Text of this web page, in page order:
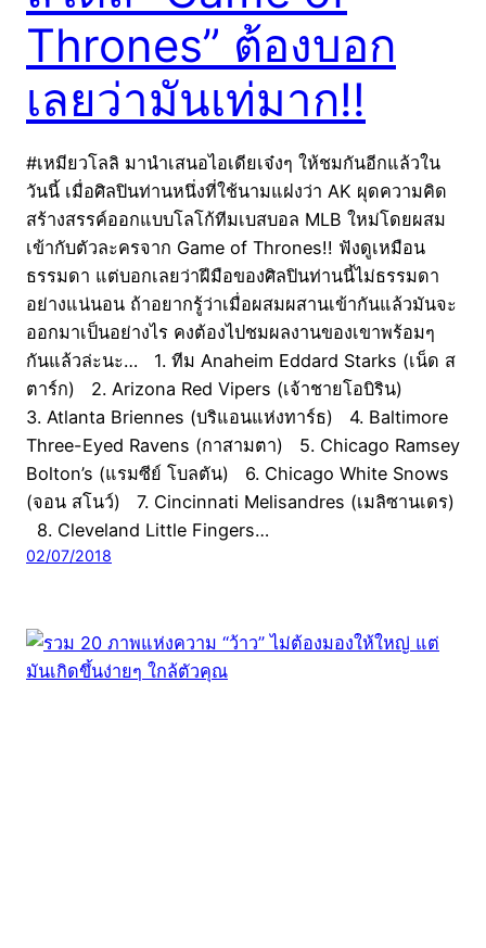
Thrones” ต้องบอก
เลยว่ามันเท่มาก!!
#เหมียวโลลิ มานำเสนอไอเดียเจ๋งๆ ให้ชมกันอีกแล้วใน
วันนี้ เมื่อศิลปินท่านหนึ่งที่ใช้นามแฝงว่า AK ผุดความคิด
สร้างสรรค์ออกแบบโลโก้ทีมเบสบอล MLB ใหม่โดยผสม
เข้ากับตัวละครจาก Game of Thrones!! ฟังดูเหมือน
ธรรมดา แต่บอกเลยว่าฝีมือของศิลปินท่านนี้ไม่ธรรมดา
อย่างแน่นอน ถ้าอยากรู้ว่าเมื่อผสมผสานเข้ากันแล้วมันจะ
ออกมาเป็นอย่างไร คงต้องไปชมผลงานของเขาพร้อมๆ
กันแล้วล่ะนะ… 1. ทีม Anaheim Eddard Starks (เน็ด ส
ตาร์ก) 2. Arizona Red Vipers (เจ้าชายโอบิริน)
3. Atlanta Briennes (บริแอนแห่งทาร์ธ) 4. Baltimore
Three-Eyed Ravens (กาสามตา) 5. Chicago Ramsey
Bolton’s (แรมซีย์ โบลตัน) 6. Chicago White Snows
(จอน สโนว์) 7. Cincinnati Melisandres (เมลิซานเดร)
8. Cleveland Little Fingers…
02/07/2018